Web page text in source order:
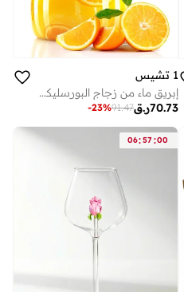
1 تشيس
إبريق ماء من زجاج البورسليكات - إبريق سعة 1600 مل مع غطاء من الفولاذ المقاوم للصدأ للعصير والماء والمشروبات الباردة
ر.ق70.73
91.47
-23%
06:57 :00